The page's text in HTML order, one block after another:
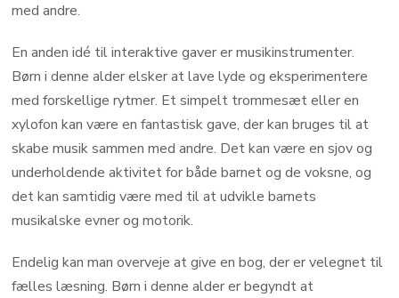
med andre.
En anden idé til interaktive gaver er musikinstrumenter.
Børn i denne alder elsker at lave lyde og eksperimentere
med forskellige rytmer. Et simpelt trommesæt eller en
xylofon kan være en fantastisk gave, der kan bruges til at
skabe musik sammen med andre. Det kan være en sjov og
underholdende aktivitet for både barnet og de voksne, og
det kan samtidig være med til at udvikle barnets
musikalske evner og motorik.
Endelig kan man overveje at give en bog, der er velegnet til
fælles læsning. Børn i denne alder er begyndt at